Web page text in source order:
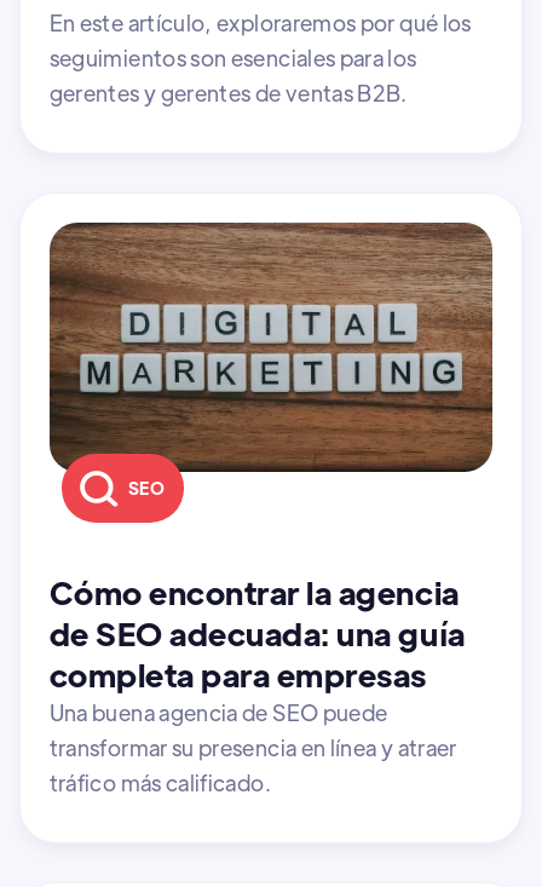
En este artículo, exploraremos por qué los
seguimientos son esenciales para los
gerentes y gerentes de ventas B2B.
SEO
Cómo encontrar la agencia
de SEO adecuada: una guía
completa para empresas
Una buena agencia de SEO puede
transformar su presencia en línea y atraer
tráfico más calificado.